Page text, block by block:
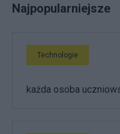
Najpopularniejsze
Technologie
każda osoba